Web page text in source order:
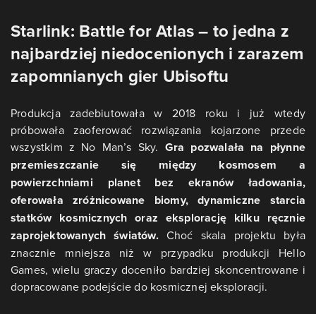
Starlink: Battle for Atlas – to jedna z
najbardziej niedocenionych i zarazem
zapomnianych gier Ubisoftu
Produkcja zadebiutowała w 2018 roku i już wtedy
próbowała zaoferować rozwiązania kojarzone przede
wszystkim z No Man’s Sky. Gra pozwalała na płynne
przemieszczanie się między kosmosem a
powierzchniami planet bez ekranów ładowania,
oferowała zróżnicowane biomy, dynamiczne starcia
statków kosmicznych oraz eksplorację kilku ręcznie
zaprojektowanych światów.Choć skala projektu była
znacznie mniejsza niż w przypadku produkcji Hello
Games, wielu graczy doceniło bardziej skoncentrowane i
dopracowane podejście do kosmicznej eksploracji.